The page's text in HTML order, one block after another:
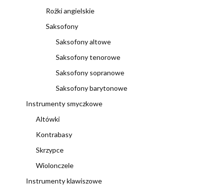
Rożki angielskie
Saksofony
Saksofony altowe
Saksofony tenorowe
Saksofony sopranowe
Saksofony barytonowe
Instrumenty smyczkowe
Altówki
Kontrabasy
Skrzypce
Wiolonczele
Instrumenty klawiszowe